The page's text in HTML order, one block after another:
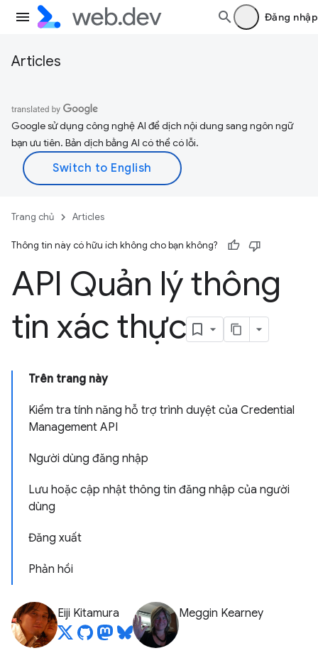
Đăng nhập
Articles
Google sử dụng công nghệ AI để dịch nội dung sang ngôn ngữ
bạn ưu tiên. Bản dịch bằng AI có thể có lỗi.
Trang chủ Articles
Thông tin này có hữu ích không cho bạn không?
API Quản lý thông
tin xác thực
Trên trang này
Kiểm tra tính năng hỗ trợ trình duyệt của Credential
Management API
Người dùng đăng nhập
Lưu hoặc cập nhật thông tin đăng nhập của người
dùng
Đăng xuất
Phản hồi
Eiji Kitamura Meggin Kearney